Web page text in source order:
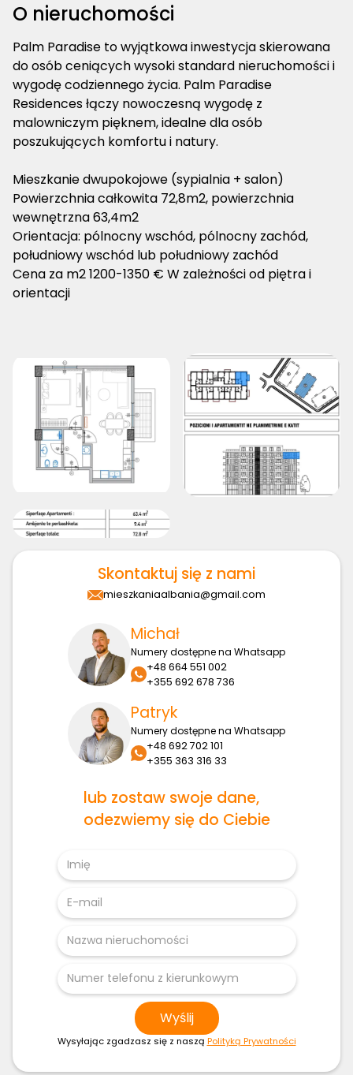
O nieruchomości
Palm Paradise to wyjątkowa inwestycja skierowana
do osób ceniących wysoki standard nieruchomości i
wygodę codziennego życia. Palm Paradise
Residences łączy nowoczesną wygodę z
malowniczym pięknem, idealne dla osób
poszukujących komfortu i natury.
Mieszkanie dwupokojowe (sypialnia + salon)
Powierzchnia całkowita 72,8m2, powierzchnia
wewnętrzna 63,4m2
Orientacja: pólnocny wschód, pólnocny zachód,
południowy wschód lub południowy zachód
Cena za m2 1200-1350 € W zależności od piętra i
orientacji
Skontaktuj się z nami
mieszkaniaalbania@gmail.com
Michał
Numery dostępne na Whatsapp
+48 664 551 002
+355 692 678 736
Patryk
Numery dostępne na Whatsapp
+48 692 702 101
+355 363 316 33
lub zostaw swoje dane,
odezwiemy się do Ciebie
Wysyłając zgadzasz się z naszą Polityką Prywatności